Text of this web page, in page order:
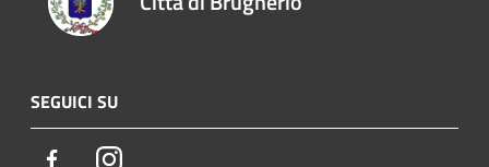
SEGUICI SU
FacebookInstagram